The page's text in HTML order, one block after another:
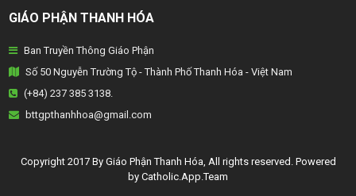
GIÁO PHẬN LẠNG SƠN
GIÁO PHẬN LONG XUYÊN
GIÁO PHẬN PHAN THIẾT
GIÁO PHẬN THANH HÓA
Ban Truyền Thông Giáo Phận
Số 50 Nguyễn Trường Tộ - Thành Phố Thanh Hóa - Việt Nam
(+84) 237 385 3138.
bttgpthanhhoa@gmail.com
Copyright 2017 By Giáo Phận Thanh Hóa, All rights reserved. Powered
by Catholic.App.Team